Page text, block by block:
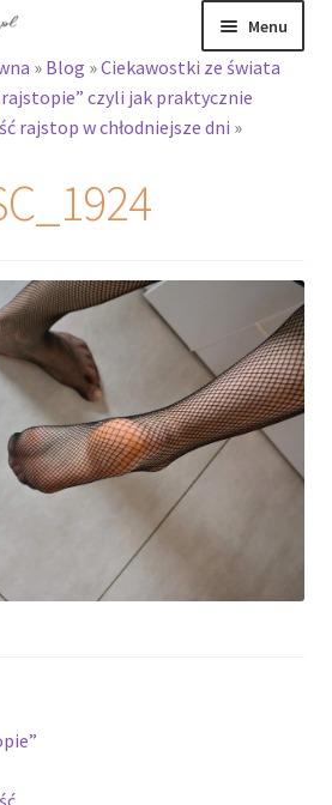
Menu
» Blog »Ciekawostki ze świata
czyli jak praktycznie
rajstop w chłodniejsze dni »